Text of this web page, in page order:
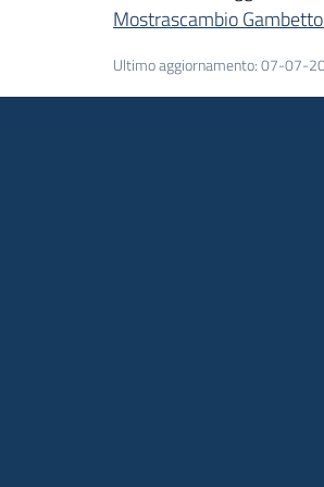
Mostrascambio
Ultimo aggiornamento:07-07-